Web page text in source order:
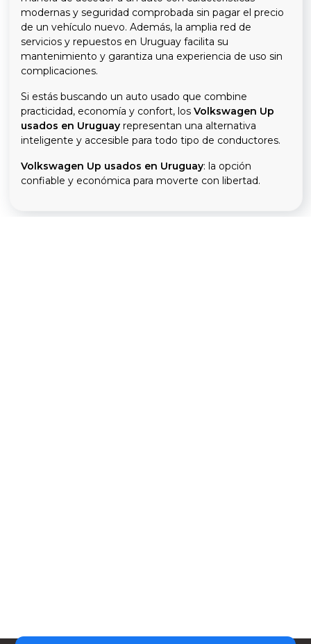
modernas y seguridad comprobada sin pagar el precio
de un vehículo nuevo. Además, la amplia red de
servicios y repuestos en Uruguay facilita su
mantenimiento y garantiza una experiencia de uso sin
complicaciones.
Si estás buscando un auto usado que combine
practicidad, economía y confort, los Volkswagen Up
usados en Uruguayrepresentan una alternativa
inteligente y accesible para todo tipo de conductores.
Volkswagen Up usados en Uruguay: la opción
confiable y económica para moverte con libertad.